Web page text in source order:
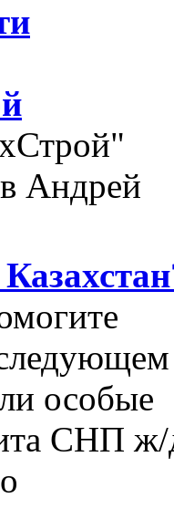
Андрей
особые
СНП